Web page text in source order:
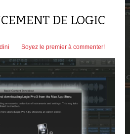
DE LOGIC
Soyez le premier à commenter!